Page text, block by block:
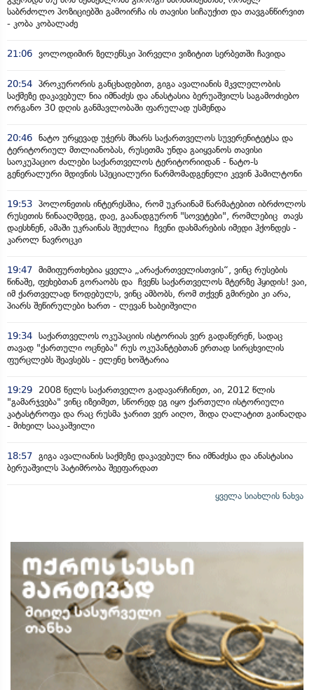
საბრძოლო პოზიციებში გამოირჩა ის თავისი სიჩაუქით და თავგანწირვით
- კობა კობალაძე
21:06 ვოლოდიმირ ზელენსკი პირველი ვიზიტით სერბეთში ჩავიდა
20:54 პროკურორის განცხადებით, გიგა ავალიანის მკვლელობის
საქმეზე დაკავებულ ნია იმნაძეს და ანასტასია ბერუაშვილს საგამოძიებო
ორგანო 30 დღის განმავლობაში ფარულად უსმენდა
20:46 ნატო ურყევად უჭერს მხარს საქართველოს სუვერენიტეტსა და
ტერიტორიულ მთლიანობას, რუსეთმა უნდა გაიყვანოს თავისი
საოკუპაციო ძალები საქართველოს ტერიტორიიდან - ნატო-ს
გენერალური მდივნის სპეციალური წარმომადგენელი კევინ ჰამილტონი
19:53 პოლონეთის ინტერესშია, რომ უკრაინამ წარმატებით იბრძოლოს
რუსეთის წინააღმდეგ, დაე, გაანადგურონ "სოვეტები", რომლებიც თავს
დაესხნენ, ამაში უკრაინას შეუძლია ჩვენი დახმარების იმედი ჰქონდეს -
კაროლ ნავროცკი
19:47 მიმიფურთხებია ყველა „არაქართველისთვის“, ვინც რუსების
წინაშე, ფეხებთან გორაობს და ჩვენს საქართველოს მტერზე ჰყიდის! ვაი,
იმ ქართველად წოდებულს, ვინც ამბობს, რომ თქვენ გმირები კი არა,
პიარს შეწირულები ხართ - ლევან ხაბეიშვილი
19:34 საქართველოს ოკუპაციის ისტორიას ვერ გადაწერენ, სადაც
თავად "ქართული ოცნება" რუს ოკუპანტებთან ერთად სირცხვილის
ფურცლებს შეავსებს - ელენე ხოშტარია
19:29
2008 წელს საქართველო გადავარჩინეთ, აი, 2012 წლის
"გამარჯვება" ვინც იზეიმეთ, სწორედ ეგ იყო ქართული ისტორიული
კატასტროფა და რაც რუსმა ჯარით ვერ აიღო, შიდა ღალატით გაინაღდა
- მიხეილ სააკაშვილი
18:57 გიგა ავალიანის საქმეზე დაკავებულ ნია იმნაძესა და ანასტასია
ბერუაშვილს პატიმრობა შეეფარდათ
ყველა სიახლის ნახვა